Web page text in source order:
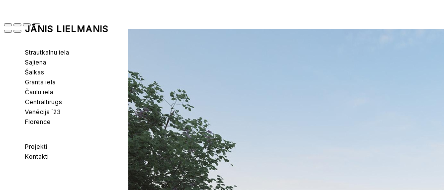
JĀNIS LIELMANIS
Projekti
Strautkalnu iela
Saļiena
Šalkas
Čaulu iela
Grants iela
Venēcija `23
Centrāltirugs
Florence
Kontakti